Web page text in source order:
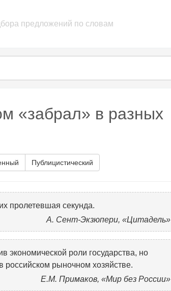
предложений по словам
«забрал» в разных
Публицистический
пролетевшая секунда.
А. Сент-Экзюпери, «Цитадель»
экономической роли государства, но
российском рыночном хозяйстве.
Е.М. Примаков, «Мир без России»